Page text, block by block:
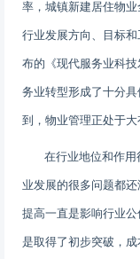
率，城镇新建居住物
行业发展方向、目标
布的《现代服务业科
务业转型形成了十分
到，物业管理正处于大
在行业地位和作用
业发展的很多问题都
提高一直是影响行业
是取得了初步突破，